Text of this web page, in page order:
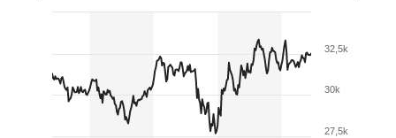
27,5k
30k
32,5k